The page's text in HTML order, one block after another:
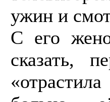
ужин и
С его
сказать,